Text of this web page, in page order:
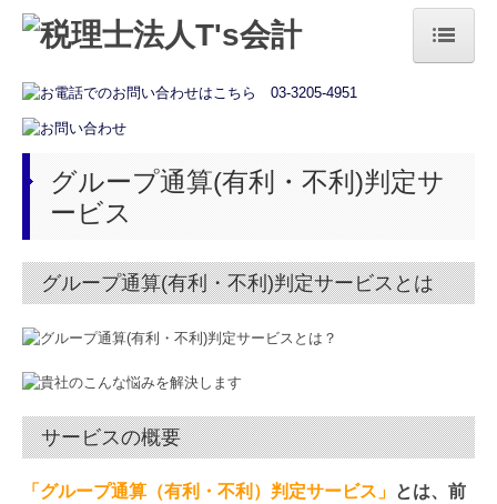
トップページ
法人の方
個人の方
税務カレンダー
経営者オススメ情報
補助金・助成金・融資情報
相続税額の早見表
グループ通算(有利・不利)判定サ
ービス
グループ通算(有利・不利)判定サービスとは
サービスの概要
「グループ通算（有利・不利）判定サービス」 とは、前